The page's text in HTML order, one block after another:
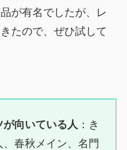
が有名でしたが、レ
たので、ぜひ試して
向いている人 ：き
春秋メイン、名門